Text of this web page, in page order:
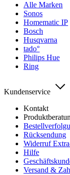
Alle Marken
Sonos
Homematic IP
Bosch
Husqvarna
tado°
Philips Hue
Ring
Kundenservice
Kontakt
Rücksendung
Widerruf
Hilfe
Versand &